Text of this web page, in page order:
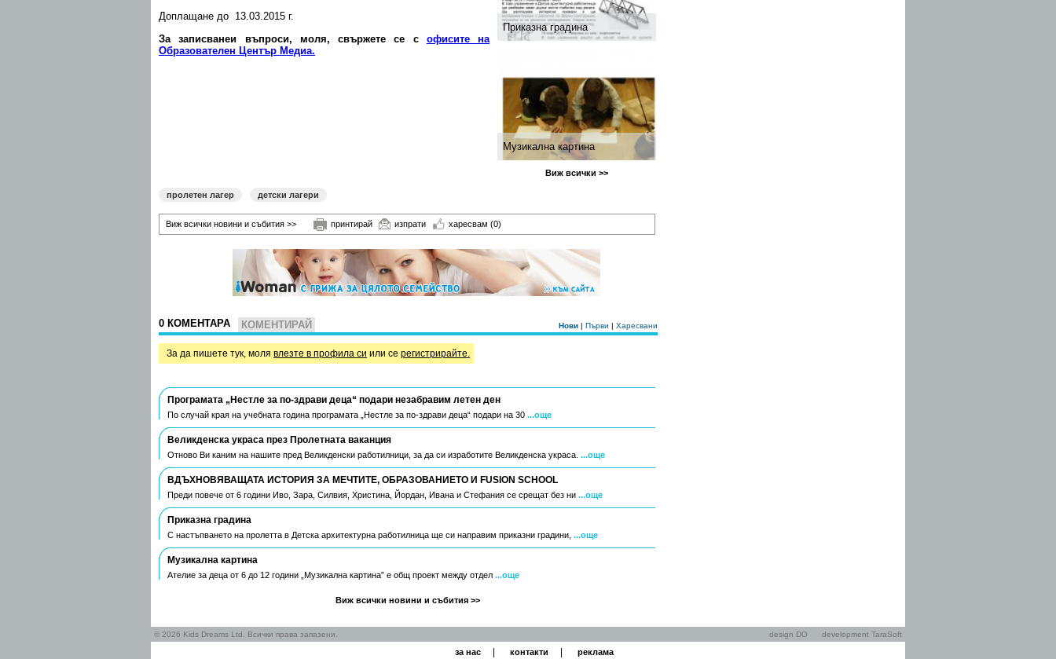
Приказна градина
Музикална картина
Виж всички >>
Доплащане до 13.03.2015 г.
За записванеи въпроси, моля, свържете се с офисите на
Образователен Център Медиа.
пролетен лагер детски лагери
Виж всички новини и събития >> принтирай изпрати харесвам (0)
0 КОМЕНТАРА КОМЕНТИРАЙ Нови | Първи | Харесвани
За да пишете тук, моля влезте в профила си или се регистрирайте.
Програмата „Нестле за по-здрави деца“ подари незабравим летен ден
По случай края на учебната година програмата „Нестле за по-здрави деца“ подари на 30 ...още
Великденска украса през Пролетната ваканция
Отново Ви каним на нашите пред Великденски работилници, за да си изработите Великденска украса. ...още
ВДЪХНОВЯВАЩАТА ИСТОРИЯ ЗА МЕЧТИТЕ, ОБРАЗОВАНИЕТО И FUSION SCHOOL
Преди повече от 6 години Иво, Зара, Силвия, Христина, Йордан, Ивана и Стефания се срещат без ни ...още
Приказна градина
С настъпването на пролетта в Детска архитектурна работилница ще си направим приказни градини, ...още
Музикална картина
Ателие за деца от 6 до 12 години „Музикална картина” е общ проект между отдел ...още
Виж всички новини и събития >>
© 2026 Kids Dreams Ltd. Всички права запазени. design DO development TaraSoft
за нас контакти реклама